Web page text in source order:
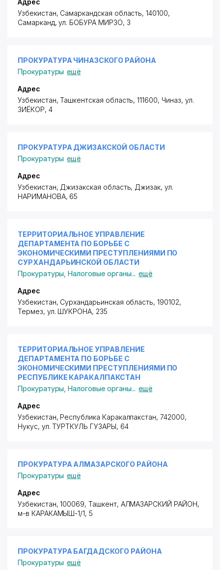
Адрес
Узбекистан, Самаркандская область, 140100,
Самарканд,ул. БОБУРА МИРЗО, 3
ПРОКУРАТУРА ЧИНАЗCКОГО РАЙОНА
Прокуратуры ещё
Адрес
Узбекистан, Ташкентская область, 111600, Чиназ, ул.
ЗИЁКОР, 4
ПРОКУРАТУРА ДЖИЗАКСКОЙ ОБЛАСТИ
Прокуратуры ещё
Адрес
Узбекистан, Джизакская область, Джизак, ул.
НАРИМАНОВА, 65
ТЕРРИТОРИАЛЬНОЕ УПРАВЛЕНИЕ
ДЕПАРТАМЕНТА ПО БОРЬБЕ С
ЭКОНОМИЧЕСКИМИ ПРЕСТУПЛЕНИЯМИ ПО
СУРХАНДАРЬИНСКОЙ ОБЛАСТИ
Прокуратуры ,Налоговые органы... ещё
Адрес
Узбекистан, Сурхандарьинская область, 190102,
Термез, ул. ШУКРОНА, 235
ТЕРРИТОРИАЛЬНОЕ УПРАВЛЕНИЕ
ДЕПАРТАМЕНТА ПО БОРЬБЕ С
ЭКОНОМИЧЕСКИМИ ПРЕСТУПЛЕНИЯМИ ПО
РЕСПУБЛИКЕ КАРАКАЛПАКСТАН
Прокуратуры ,Налоговые органы... ещё
Адрес
Узбекистан, Республика Каракалпакстан, 742000,
Нукус, ул. ТУРТКУЛЬ ГУЗАРЫ, 64
ПРОКУРАТУРА АЛМАЗАРСКОГО РАЙОНА
Прокуратуры ещё
Адрес
Узбекистан, 100069, Ташкент, АЛМАЗАРСКИЙ РАЙОН,
м-в КАРАКАМЫШ-1/1, 5
ПРОКУРАТУРА БАГДАДСКОГО РАЙОНА
Прокуратуры ещё